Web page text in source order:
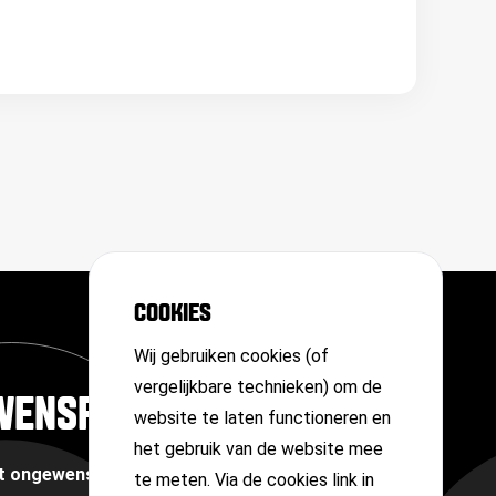
COOKIES
Wij gebruiken cookies (of
vergelijkbare technieken) om de
website te laten functioneren en
het gebruik van de website mee
te meten. Via de cookies link in
ongewenste omgangsvormen of